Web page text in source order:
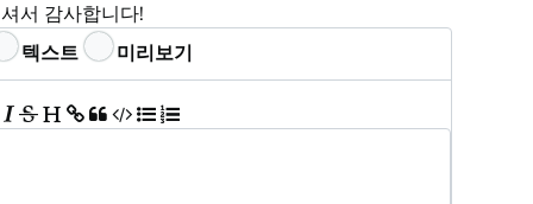
서 감사합니다!
백
텍스트 미리보기